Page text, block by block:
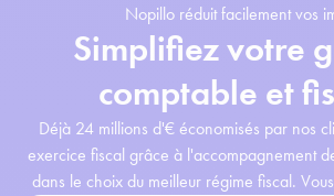
Nopillo réduit facilement vos
Simplifiez votre
comptable et
Déjà 24 millions d'€ économisés par nos
exercice fiscal grâce à l'accompagnement
dans le choix du meilleur régime fiscal.